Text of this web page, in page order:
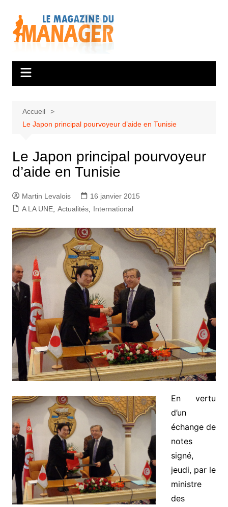
contenu
Accueil
Le Japon principal pourvoyeur d’aide en Tunisie
Le Japon principal pourvoyeur
d’aide en Tunisie
Martin Levalois
16 janvier 2015
A LA UNE, Actualités, International
En vertu
d’un
échange de
notes
signé,
jeudi, par le
ministre
des